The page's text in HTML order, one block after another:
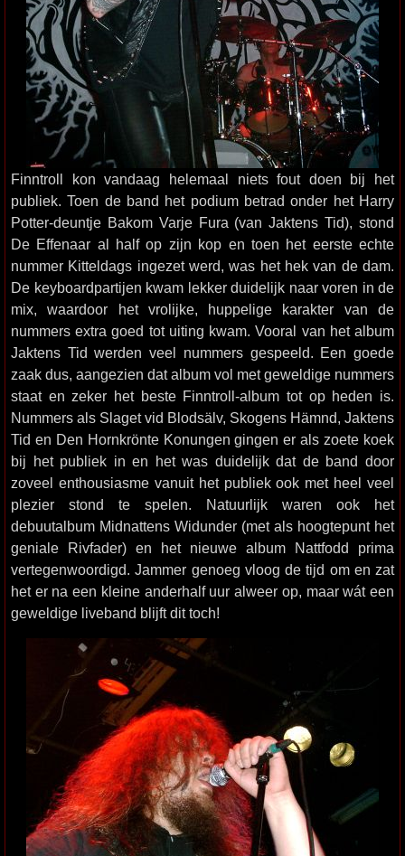
Finntroll kon vandaag helemaal niets fout doen bij het
publiek. Toen de band het podium betrad onder het Harry
Potter-deuntje Bakom Varje Fura (van Jaktens Tid), stond
De Effenaar al half op zijn kop en toen het eerste echte
nummer Kitteldags ingezet werd, was het hek van de dam.
De keyboardpartijen kwam lekker duidelijk naar voren in de
mix, waardoor het vrolijke, huppelige karakter van de
nummers extra goed tot uiting kwam. Vooral van het album
Jaktens Tid werden veel nummers gespeeld. Een goede
zaak dus, aangezien dat album vol met geweldige nummers
staat en zeker het beste Finntroll-album tot op heden is.
Nummers als Slaget vid Blodsälv, Skogens Hämnd, Jaktens
Tid en Den Hornkrönte Konungen gingen er als zoete koek
bij het publiek in en het was duidelijk dat de band door
zoveel enthousiasme vanuit het publiek ook met heel veel
plezier stond te spelen. Natuurlijk waren ook het
debuutalbum Midnattens Widunder (met als hoogtepunt het
geniale Rivfader) en het nieuwe album Nattfodd prima
vertegenwoordigd. Jammer genoeg vloog de tijd om en zat
het er na een kleine anderhalf uur alweer op, maar wát een
geweldige liveband blijft dit toch!